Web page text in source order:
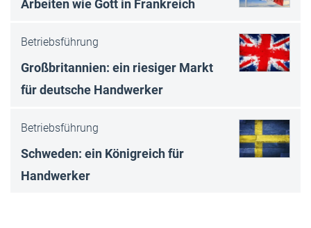
Arbeiten wie Gott in Frankreich
Betriebsführung
Großbritannien: ein riesiger Markt
für deutsche Handwerker
Betriebsführung
Schweden: ein Königreich für
Handwerker